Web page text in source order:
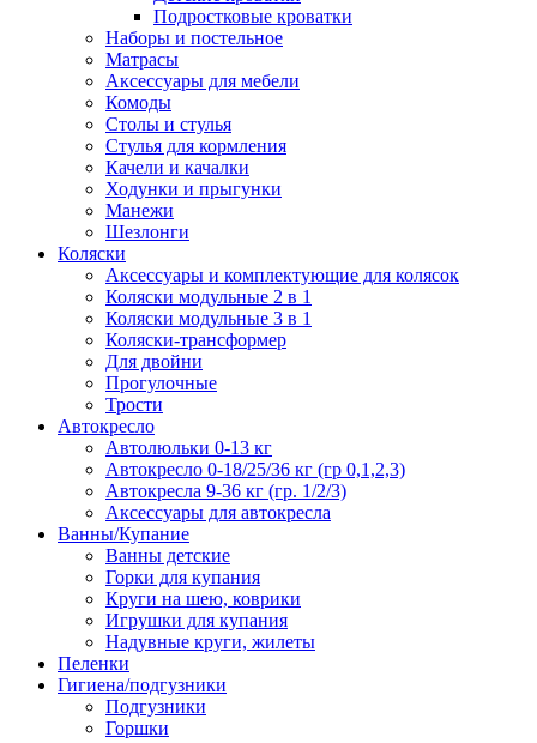
Подростковые кроватки
Наборы и постельное
Матрасы
Аксессуары для мебели
Комоды
Столы и стулья
Стулья для кормления
Качели и качалки
Ходунки и прыгунки
Манежи
Шезлонги
Коляски
Аксессуары и комплектующие для колясок
Коляски модульные 2 в 1
Коляски модульные 3 в 1
Коляски-трансформер
Для двойни
Прогулочные
Трости
Автокресло
Автолюльки 0-13 кг
Автокресло 0-18/25/36 кг (гр 0,1,2,3)
Автокресла 9-36 кг (гр. 1/2/3)
Аксессуары для автокресла
Ванны/Купание
Ванны детские
Горки для купания
Круги на шею, коврики
Игрушки для купания
Надувные круги, жилеты
Пеленки
Гигиена/подгузники
Подгузники
Горшки